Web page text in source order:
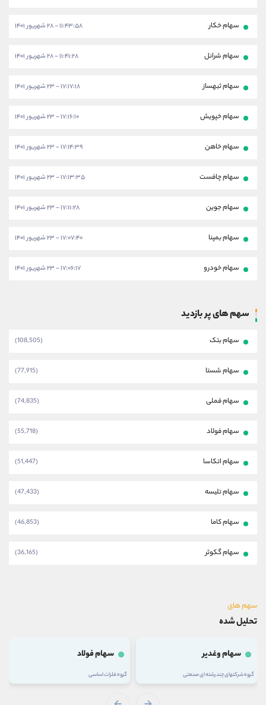
سهام خکار ۱۱:۴۳:۵۸ - ۲۸ شهریور ۱۴۰۱
سهام شرانل ۱۱:۴۱:۲۸ - ۲۸ شهریور ۱۴۰۱
سهام ثبهساز ۱۷:۱۷:۱۸ - ۲۳ شهریور ۱۴۰۱
سهام خپویش ۱۷:۱۶:۱۰ - ۲۳ شهریور ۱۴۰۱
سهام خاهن ۱۷:۱۴:۳۹ - ۲۳ شهریور ۱۴۰۱
سهام چافست ۱۷:۱۳:۳۵ - ۲۳ شهریور ۱۴۰۱
سهام جوین ۱۷:۱۱:۲۸ - ۲۳ شهریور ۱۴۰۱
سهام بمپنا ۱۷:۰۷:۴۰ - ۲۳ شهریور ۱۴۰۱
سهام خودرو ۱۷:۰۶:۱۷ - ۲۳ شهریور ۱۴۰۱
سهم های پر بازدید
سهام بتک (108,505)
سهام شستا (77,915)
سهام فملی (74,835)
سهام فولاد (55,718)
سهام اتکاسا (51,447)
سهام تلیسه (47,433)
سهام کاما (46,853)
سهام گکوثر (36,165)
سهم های
تحلیل شده
سهام وغدیر
گروه شرکتهای چند رشته ای صنعتی
سهام فولاد
گروه فلزات اساسی